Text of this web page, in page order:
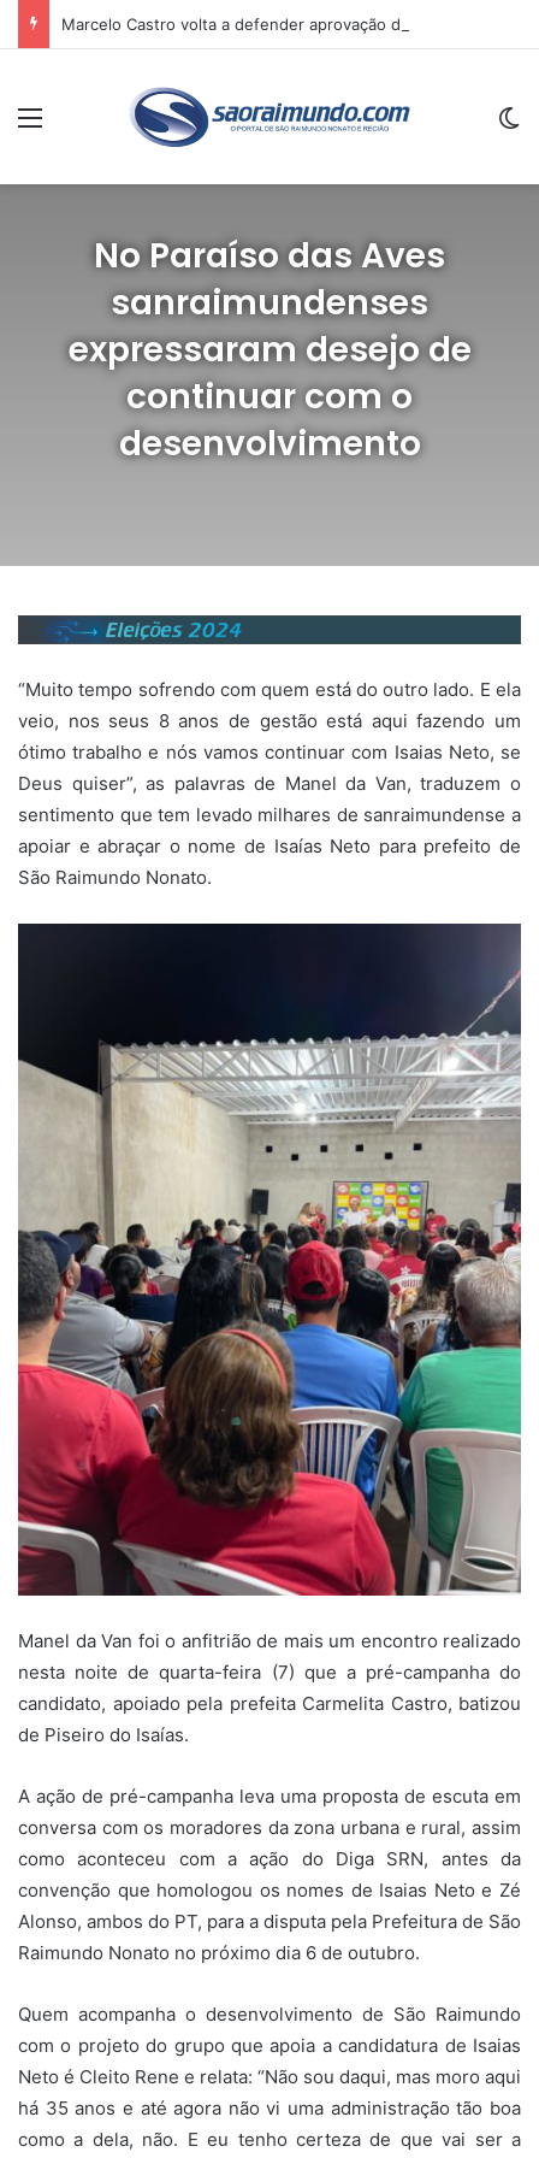
Menu
No Paraíso das Aves
sanraimundenses
expressaram desejo de
continuar com o
desenvolvimento
“Muito tempo sofrendo com quem está do outro lado. E ela
veio, nos seus 8 anos de gestão está aqui fazendo um
ótimo trabalho e nós vamos continuar com Isaias Neto, se
Deus quiser”, as palavras de Manel da Van, traduzem o
sentimento que tem levado milhares de sanraimundense a
apoiar e abraçar o nome de Isaías Neto para prefeito de
São Raimundo Nonato.
Manel da Van foi o anfitrião de mais um encontro realizado
nesta noite de quarta-feira (7) que a pré-campanha do
candidato, apoiado pela prefeita Carmelita Castro, batizou
de Piseiro do Isaías.
A ação de pré-campanha leva uma proposta de escuta em
conversa com os moradores da zona urbana e rural, assim
como aconteceu com a ação do Diga SRN, antes da
convenção que homologou os nomes de Isaias Neto e Zé
Alonso, ambos do PT, para a disputa pela Prefeitura de São
Raimundo Nonato no próximo dia 6 de outubro.
Quem acompanha o desenvolvimento de São Raimundo
com o projeto do grupo que apoia a candidatura de Isaias
Neto é Cleito Rene e relata: “Não sou daqui, mas moro aqui
há 35 anos e até agora não vi uma administração tão boa
como a dela, não. E eu tenho certeza de que vai ser a